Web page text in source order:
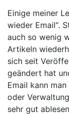
Einige meiner
wieder Email .
auch so wenig
Artikeln
sich seit
geändert hat
Email kann
oder
sehr gut